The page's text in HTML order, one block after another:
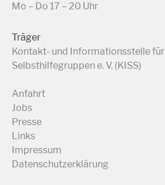
Mo – Do 17 – 20 Uhr
Träger
Kontakt- und Informationsstelle für
Selbsthilfegruppen e. V. (KISS)
Anfahrt
Jobs
Presse
Links
Impressum
Datenschutzerklärung